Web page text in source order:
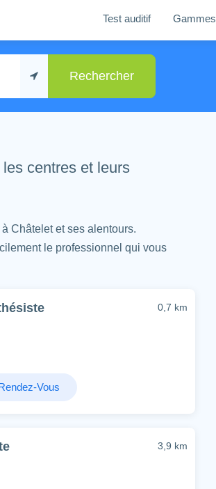
Test auditif Gammes
Rechercher
centres et leurs
Châtelet et ses alentours.
le professionnel qui vous
0,7 km
Vous
3,9 km